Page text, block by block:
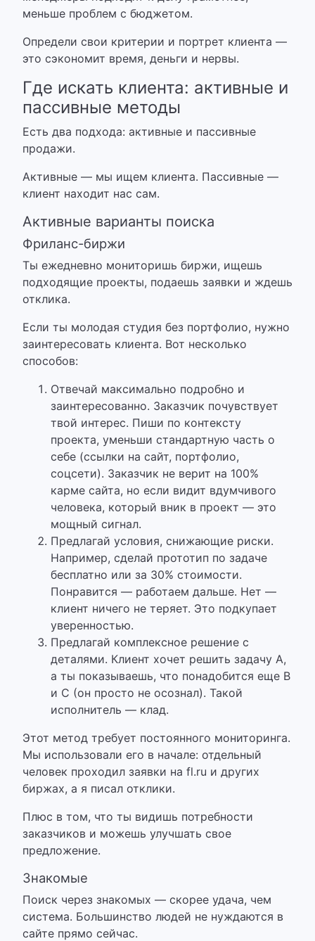
меньше проблем с бюджетом.
Определи свои критерии и портрет клиента —
это сэкономит время, деньги и нервы.
Где искать клиента: активные и
пассивные методы
Есть два подхода: активные и пассивные
продажи.
Активные — мы ищем клиента. Пассивные —
клиент находит нас сам.
Активные варианты поиска
Фриланс-биржи
Ты ежедневно мониторишь биржи, ищешь
подходящие проекты, подаешь заявки и ждешь
отклика.
Если ты молодая студия без портфолио, нужно
заинтересовать клиента. Вот несколько
способов:
Отвечай максимально подробно и
заинтересованно. Заказчик почувствует
твой интерес. Пиши по контексту
проекта, уменьши стандартную часть о
себе (ссылки на сайт, портфолио,
соцсети). Заказчик не верит на 100%
карме сайта, но если видит вдумчивого
человека, который вник в проект — это
мощный сигнал.
Предлагай условия, снижающие риски.
Например, сделай прототип по задаче
бесплатно или за 30% стоимости.
Понравится — работаем дальше. Нет —
клиент ничего не теряет. Это подкупает
уверенностью.
Предлагай комплексное решение с
деталями. Клиент хочет решить задачу А,
а ты показываешь, что понадобится еще B
и C (он просто не осознал). Такой
исполнитель — клад.
Этот метод требует постоянного мониторинга.
Мы использовали его в начале: отдельный
человек проходил заявки на fl.ru и других
биржах, а я писал отклики.
Плюс в том, что ты видишь потребности
заказчиков и можешь улучшать свое
предложение.
Знакомые
Поиск через знакомых — скорее удача, чем
система. Большинство людей не нуждаются в
сайте прямо сейчас.